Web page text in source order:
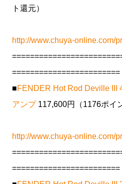
ト還元）
http://www.chuya-online.com/
========================
■FENDER Hot Rod Deville III
アンプ117,600円（1176ポイ
http://www.chuya-online.com/
========================